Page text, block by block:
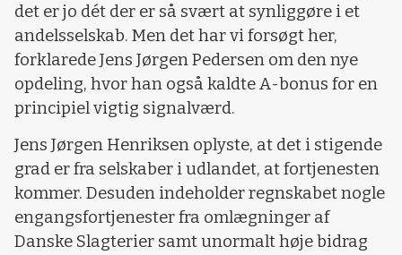
det er jo dét der er så svært at synliggøre i et
andelsselskab. Men det har vi forsøgt her,
forklarede Jens Jørgen Pedersen om den nye
opdeling, hvor han også kaldte A-bonus for en
principiel vigtig signalværd.
Jens Jørgen Henriksen oplyste, at det i stigende
grad er fra selskaber i udlandet, at fortjenesten
kommer. Desuden indeholder regnskabet nogle
engangsfortjenester fra omlægninger af
Danske Slagterier samt unormalt høje bidrag